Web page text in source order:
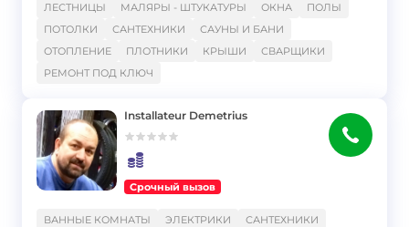
ЛЕСТНИЦЫ
МАЛЯРЫ - ШТУКАТУРЫ ОКНА
ПОЛЫ
ПОТОЛКИ
САНТЕХНИКИ
САУНЫ И БАНИ
ОТОПЛЕНИЕ
ПЛОТНИКИ КРЫШИ
СВАРЩИКИ
РЕМОНТ ПОД КЛЮЧ
Installateur Demetrius
Срочный вызов
ВАННЫЕ КОМНАТЫ ЭЛЕКТРИКИ
САНТЕХНИКИ